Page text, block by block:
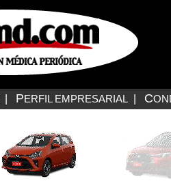
PERFIL EMPRESARIAL C